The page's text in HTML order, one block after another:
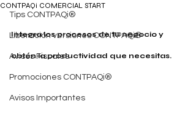
Tips CONTPAQi®
Liberación versiones CONTPAQi®
Avisos Fiscales
Promociones CONTPAQi®
Avisos Importantes
CONTPAQi COMERCIAL START
Integra los procesos de tu negocio y
obtén la productividad que necesitas.